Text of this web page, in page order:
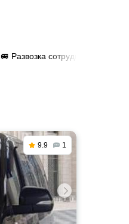
🚐 Развозка сотрудников в России
9.9 1